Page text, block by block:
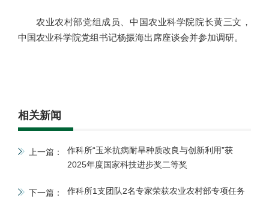
农业农村部党组成员、中国农业科学院院长黄三文，
中国农业科学院党组书记杨振海出席座谈会并参加调研。
相关新闻
上一篇：
作科所“玉米抗病耐旱种质改良与创新利用”获
2025年度国家科技进步奖二等奖
下一篇：
作科所1支团队2名专家荣获农业农村部专项任务